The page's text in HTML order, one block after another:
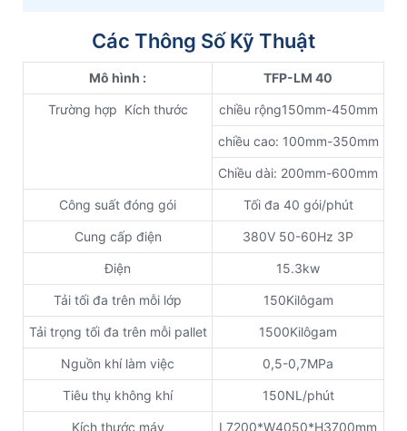
Các Thông Số Kỹ Thuật
Mô hình : TFP-LM 40
Trường hợp Kích thước chiều rộng150mm-450mm
chiều cao: 100mm-350mm
Chiều dài: 200mm-600mm
Công suất đóng gói Tối đa 40 gói/phút
Cung cấp điện 380V 50-60Hz 3P
Điện 15.3kw
Tải tối đa trên mỗi lớp 150Kilôgam
Tải trọng tối đa trên mỗi pallet 1500Kilôgam
Nguồn khí làm việc 0,5-0,7MPa
Tiêu thụ không khí 150NL/phút
Kích thước máy L7200*W4050*H3700mm